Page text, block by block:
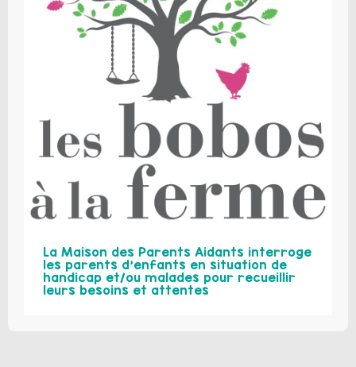
La Maison des Parents Aidants interroge
les parents d’enfants en situation de
handicap et/ou malades pour recueillir
leurs besoins et attentes